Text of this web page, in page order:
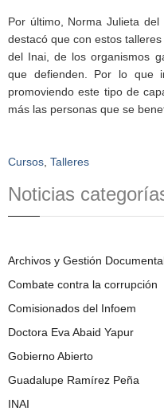
Por último, Norma Julieta del
destacó que con estos
del Inai, de los organismos
que defienden. Por lo que
promoviendo este tipo de
más las personas que se
Cursos Talleres
Noticias
Archivos y Gestión
Combate contra la corrupción
Comisionados del Infoem
Doctora Eva Abaid Yapur
Gobierno Abierto
Guadalupe Ramírez Peña
INAI